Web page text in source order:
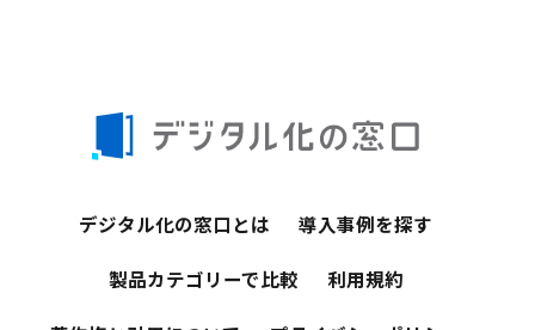
デジタル化の窓口とは 導入事例を探す
製品カテゴリーで比較 利用規約